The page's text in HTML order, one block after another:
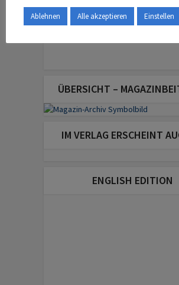
ÜBERSICHT –
IM VERLAG ERSCHEINT
ENGLISH EDITION
Ablehnen Alle akzeptieren Einstellen